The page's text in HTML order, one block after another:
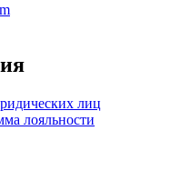
лиц
лояльности